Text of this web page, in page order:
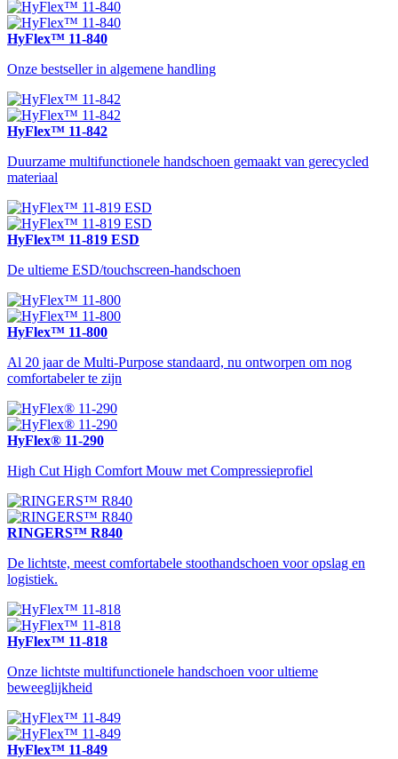
HyFlex™ 11-840
Onze bestseller in algemene handling
HyFlex™ 11-842
Duurzame multifunctionele handschoen gemaakt van gerecycled
materiaal
HyFlex™ 11-819 ESD
De ultieme ESD/touchscreen-handschoen
HyFlex™ 11-800
Al 20 jaar de Multi-Purpose standaard, nu ontworpen om nog
comfortabeler te zijn
HyFlex® 11-290
High Cut High Comfort Mouw met Compressieprofiel
RINGERS™ R840
De lichtste, meest comfortabele stoothandschoen voor opslag en
logistiek.
HyFlex™ 11-818
Onze lichtste multifunctionele handschoen voor ultieme
beweeglijkheid
HyFlex™ 11-849